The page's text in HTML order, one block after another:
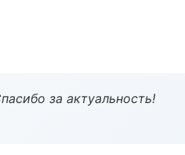
за актуальность!